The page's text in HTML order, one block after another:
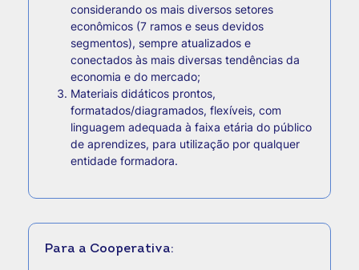
considerando os mais diversos setores
econômicos (7 ramos e seus devidos
segmentos), sempre atualizados e
conectados às mais diversas tendências da
economia e do mercado;
Materiais didáticos prontos,
formatados/diagramados, flexíveis, com
linguagem adequada à faixa etária do público
de aprendizes, para utilização por qualquer
entidade formadora.
Para a Cooperativa: